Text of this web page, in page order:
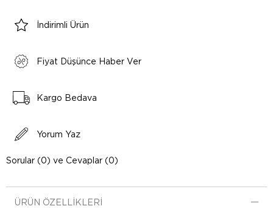
İndirimli Ürün
Fiyat Düşünce Haber Ver
Kargo Bedava
Yorum Yaz
Sorular (0) ve Cevaplar (0)
ÜRÜN ÖZELLIKLERI